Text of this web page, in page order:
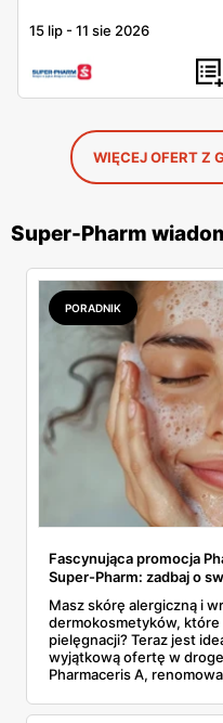
15 lip -11 sie 2026
WIĘCEJ OFERT Z
Super-Pharm
PORADNIK
Fascynująca promocja
Super-Pharm: zadbaj o
Masz skórę alergiczną i
dermokosmetyków,
pielęgnacji? Teraz jest
wyjątkową ofertę w
Pharmaceris A,